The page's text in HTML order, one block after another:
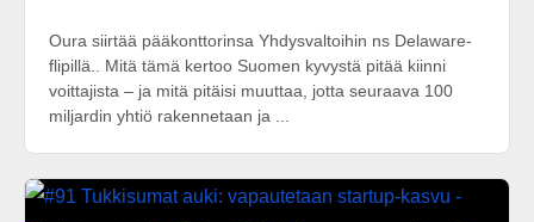
Oura siirtää pääkonttorinsa Yhdysvaltoihin ns Delaware-
flipillä.. Mitä tämä kertoo Suomen kyvystä pitää kiinni
voittajista – ja mitä pitäisi muuttaa, jotta seuraava 100
miljardin yhtiö rakennetaan ja ...